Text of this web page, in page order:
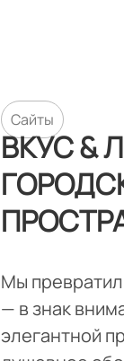
Сайты
ВКУС &
Мы
— в знак
элегантной